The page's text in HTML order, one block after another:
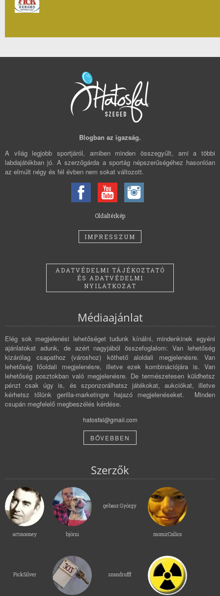
Blogban az igazság.
A világ legjobb sportjáról, amiben minden összegyűlt, ami a többi
labdajátékban jó. A szerzőgárda a sportág népszerűségéhez hasonlóan
az elmúlt négy és fél évben nem sokat változott.
Oldaltérkép
IMPRESSZUM
ADATVÉDELMI TÁJÉKOZTATÓ
ÉS ADATVÉDELMI
NYILATKOZAT
Médiaajánlat
Elég sok megjelenési lehetőséget tudunk kínálni, mindenkinek egyéni
ajánlatokat adunk, de azért nagyjából összefoglalom: Van lehetőség
kizárólag csapathoz (városhoz) köthető aloldali megjelenésre. Van
lehetőség főoldali megjelenésre, illetve ezek kombinációjára is. Van
lehetőség posztokban való megjelenésre. De természetesen küldhetsz
pénzt csak úgy is, és szponzorálhatsz játékokat, aukciókat, illetve
kérhetsz tőlünk gerilla-marketingre hajazó megjelenéseket. Minden
csupán megfelelő megbeszélés kérdése.
hatosfal@gmail.com
BŐVEBBEN
Szerzők
artmooney björni
gebasz György
momirCsilics
PickSilver szandrufff